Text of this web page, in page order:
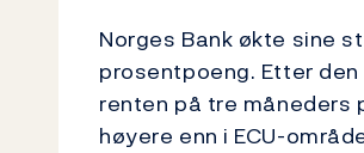
Norges Bank økte sine
prosentpoeng. Etter
renten på tre
høyere enn i ECU-